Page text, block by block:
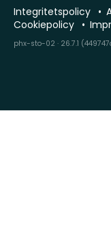
Integritetspolicy
Cookiepolicy
phx-sto-02 · 26.7.1